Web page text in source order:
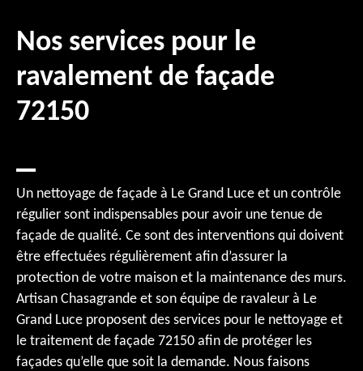
Nos services pour le
ravalement de façade
72150
Un nettoyage de façade à Le Grand Luce et un contrôle
régulier sont indispensables pour avoir une tenue de
façade de qualité. Ce sont des interventions qui doivent
être effectuées régulièrement afin d’assurer la
protection de votre maison et la maintenance des murs.
Artisan Chasagrande et son équipe de ravaleur à Le
Grand Luce proposent des services pour le nettoyage et
le traitement de façade 72150 afin de protéger les
façades qu’elle que soit la demande. Nous faisons